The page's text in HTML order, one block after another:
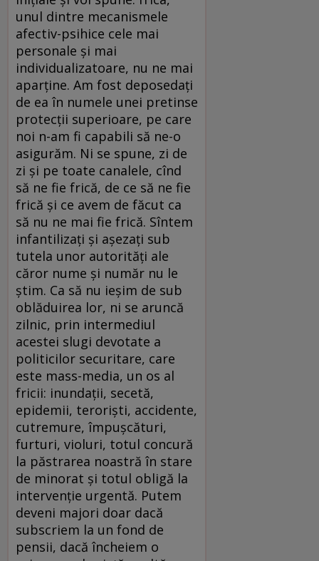
unul dintre mecanismele
afectiv-psihice cele mai
personale şi mai
individualizatoare, nu ne mai
aparţine. Am fost deposedaţi
de ea în numele unei pretinse
protecţii superioare, pe care
noi n-am fi capabili să ne-o
asigurăm. Ni se spune, zi de
zi şi pe toate canalele, cînd
să ne fie frică, de ce să ne fie
frică şi ce avem de făcut ca
să nu ne mai fie frică. Sîntem
infantilizaţi şi aşezaţi sub
tutela unor autorităţi ale
căror nume şi număr nu le
ştim. Ca să nu ieşim de sub
oblăduirea lor, ni se aruncă
zilnic, prin intermediul
acestei slugi devotate a
politicilor securitare, care
este mass-media, un os al
fricii: inundaţii, secetă,
epidemii, terorişti, accidente,
cutremure, împuşcături,
furturi, violuri, totul concură
la păstrarea noastră în stare
de minorat şi totul obligă la
intervenţie urgentă. Putem
deveni majori doar dacă
subscriem la un fond de
pensii, dacă încheiem o